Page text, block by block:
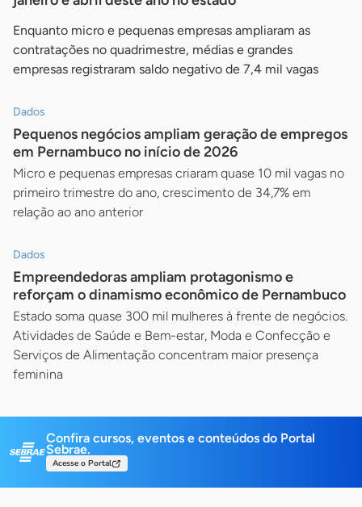
Enquanto micro e pequenas empresas ampliaram as
contratações no quadrimestre, médias e grandes
empresas registraram saldo negativo de 7,4 mil vagas
Dados
Pequenos negócios ampliam geração de empregos
em Pernambuco no início de 2026
Micro e pequenas empresas criaram quase 10 mil vagas no
primeiro trimestre do ano, crescimento de 34,7% em
relação ao ano anterior
Dados
Empreendedoras ampliam protagonismo e
reforçam o dinamismo econômico de Pernambuco
Estado soma quase 300 mil mulheres à frente de negócios.
Atividades de Saúde e Bem-estar, Moda e Confecção e
Serviços de Alimentação concentram maior presença
feminina
Confira cursos, eventos e conteúdos do Portal
Sebrae.
Acesse o Portal